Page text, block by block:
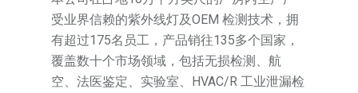
受业界信赖的紫外线灯及OEM 检测技术，拥
有超过175名员工，产品销往135多个国家，
覆盖数十个市场领域，包括无损检测、航
空、法医鉴定、实验室、HVAC/R 工业泄漏检